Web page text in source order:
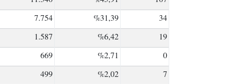
7.754
%31,39
34
1.587
%6,42
19
669
%2,71
0
499
%2,02
7